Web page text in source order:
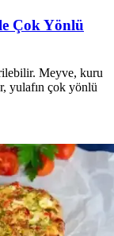
Çok Yönlü
Meyve, kuru
yulafın çok yönlü